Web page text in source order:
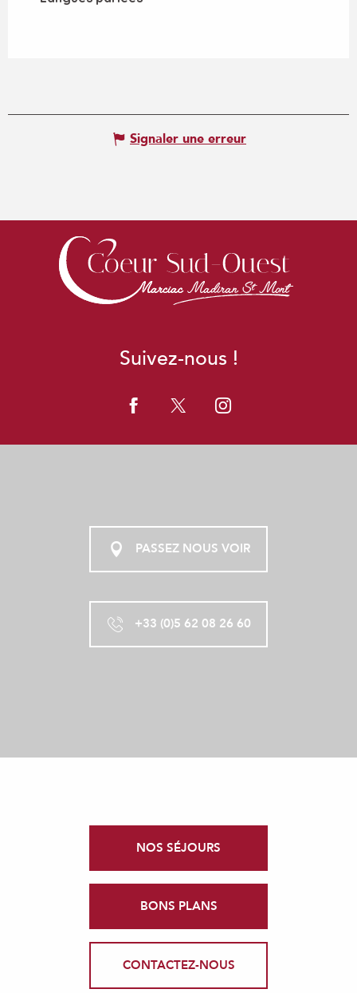
Signaler une erreur
Suivez-nous !
PASSEZ NOUS VOIR
+33 (0)5 62 08 26 60
NOS SÉJOURS
BONS PLANS
CONTACTEZ-NOUS